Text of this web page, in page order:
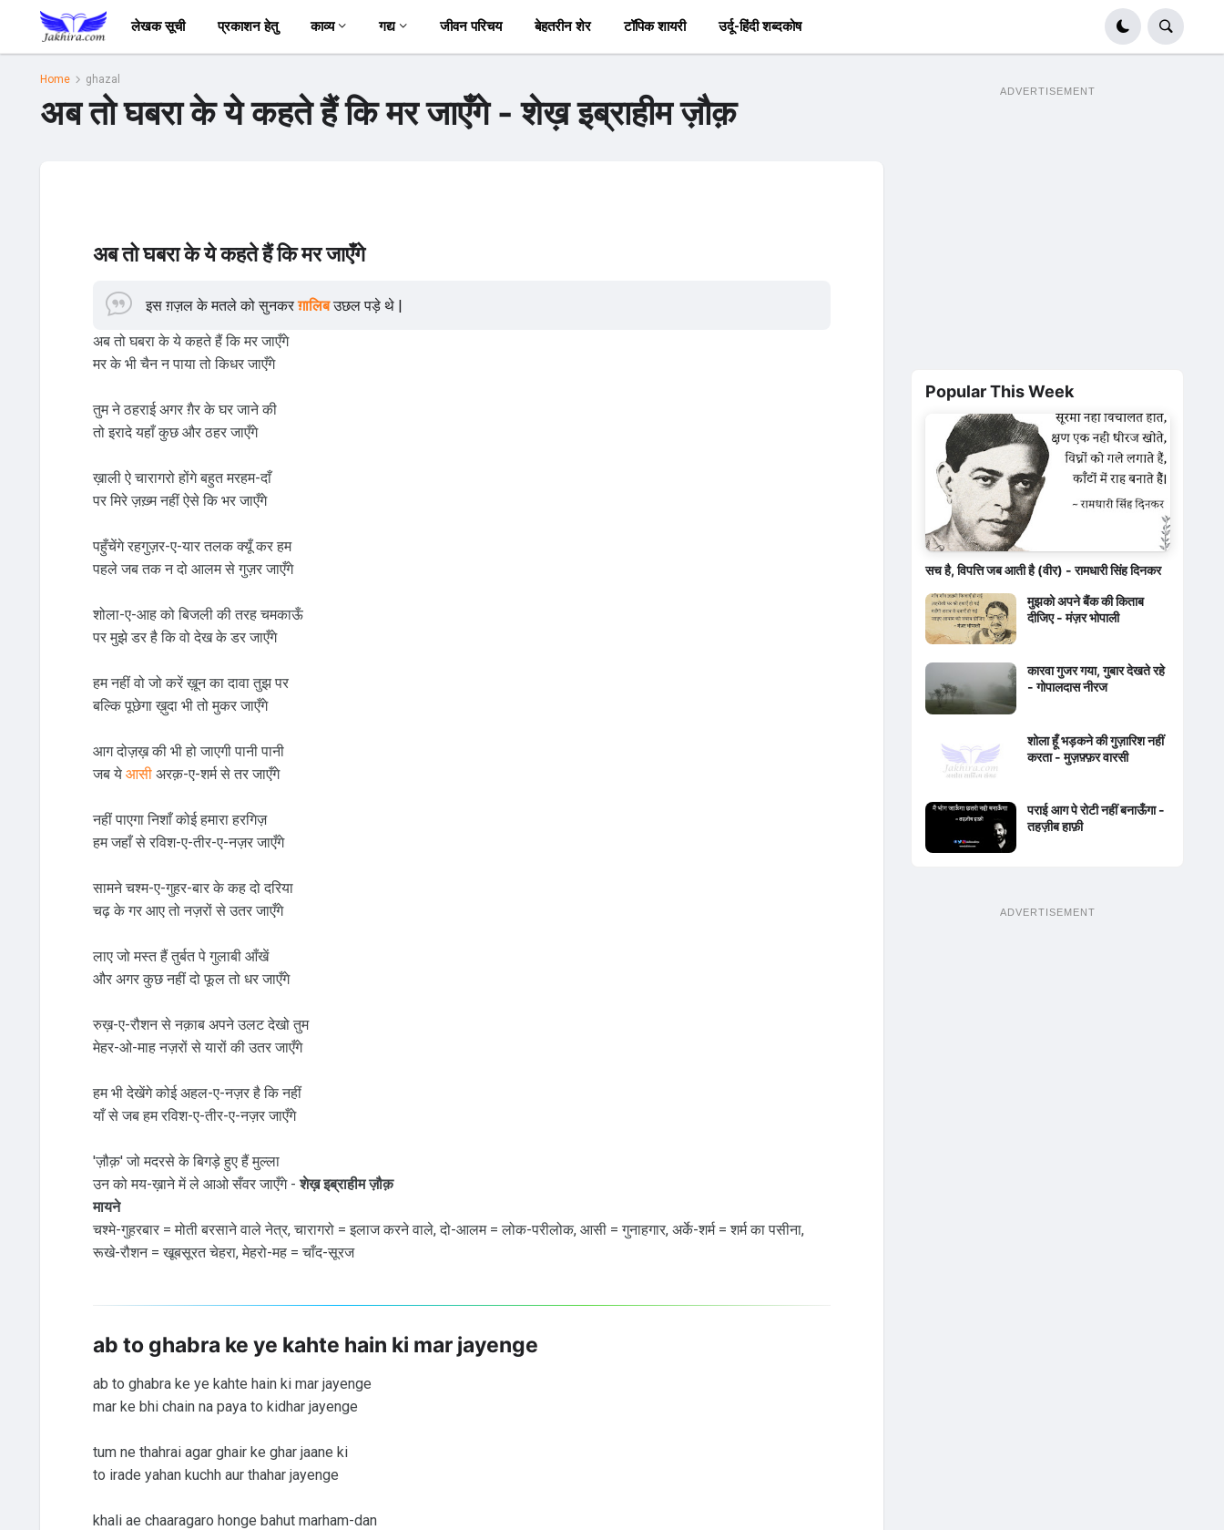
लेखक सूची प्रकाशन हेतु काव्य गद्य जीवन परिचय बेहतरीन शेर टॉपिक शायरी उर्दू-हिंदी शब्दकोष
Home ghazal
अब तो घबरा के ये कहते हैं कि मर जाएँगे - शेख़ इब्राहीम ज़ौक़
अब तो घबरा के ये कहते हैं कि मर जाएँगे
इस ग़ज़ल के मतले को सुनकरग़ालिबउछल पड़े थे |
अब तो घबरा के ये कहते हैं कि मर जाएँगे
मर के भी चैन न पाया तो किधर जाएँगे
तुम ने ठहराई अगर ग़ैर के घर जाने की
तो इरादे यहाँ कुछ और ठहर जाएँगे
ख़ाली ऐ चारागरो होंगे बहुत मरहम-दाँ
पर मिरे ज़ख़्म नहीं ऐसे कि भर जाएँगे
पहुँचेंगे रहगुज़र-ए-यार तलक क्यूँ कर हम
पहले जब तक न दो आलम से गुज़र जाएँगे
शोला-ए-आह को बिजली की तरह चमकाऊँ
पर मुझे डर है कि वो देख के डर जाएँगे
हम नहीं वो जो करें ख़ून का दावा तुझ पर
बल्कि पूछेगा ख़ुदा भी तो मुकर जाएँगे
आग दोज़ख़ की भी हो जाएगी पानी पानी
जब ये आसीअरक़-ए-शर्म से तर जाएँगे
नहीं पाएगा निशाँ कोई हमारा हरगिज़
हम जहाँ से रविश-ए-तीर-ए-नज़र जाएँगे
सामने चश्म-ए-गुहर-बार के कह दो दरिया
चढ़ के गर आए तो नज़रों से उतर जाएँगे
लाए जो मस्त हैं तुर्बत पे गुलाबी आँखें
और अगर कुछ नहीं दो फूल तो धर जाएँगे
रुख़-ए-रौशन से नक़ाब अपने उलट देखो तुम
मेहर-ओ-माह नज़रों से यारों की उतर जाएँगे
हम भी देखेंगे कोई अहल-ए-नज़र है कि नहीं
याँ से जब हम रविश-ए-तीर-ए-नज़र जाएँगे
'ज़ौक़' जो मदरसे के बिगड़े हुए हैं मुल्ला
उन को मय-ख़ाने में ले आओ सँवर जाएँगे -शेख़ इब्राहीम ज़ौक़
मायने
चश्मे-गुहरबार = मोती बरसाने वाले नेत्र, चारागरो = इलाज करने वाले, दो-आलम = लोक-परीलोक, आसी = गुनाहगार, अर्के-शर्म = शर्म का पसीना,
रूखे-रौशन = खूबसूरत चेहरा, मेहरो-मह = चाँद-सूरज
ab to ghabra ke ye kahte hain ki mar jayenge
ab to ghabra ke ye kahte hain ki mar jayenge
mar ke bhi chain na paya to kidhar jayenge
tum ne thahrai agar ghair ke ghar jaane ki
to irade yahan kuchh aur thahar jayenge
khali ae chaaragaro honge bahut marham-dan
ADVERTISEMENT
Popular This Week
सच है, विपत्ति जब आती है (वीर) - रामधारी सिंह दिनकर
मुझको अपने बैंक की किताब
दीजिए - मंज़र भोपाली
कारवा गुजर गया, गुबार देखते रहे
- गोपालदास नीरज
शोला हूँ भड़कने की गुज़ारिश नहीं
करता - मुज़फ़्फ़र वारसी
पराई आग पे रोटी नहीं बनाऊँगा -
तहज़ीब हाफ़ी
ADVERTISEMENT